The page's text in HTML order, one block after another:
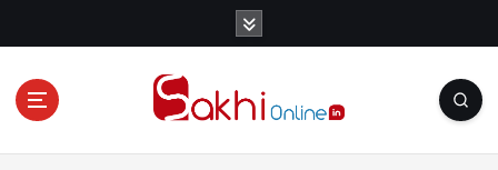
Online News Portal